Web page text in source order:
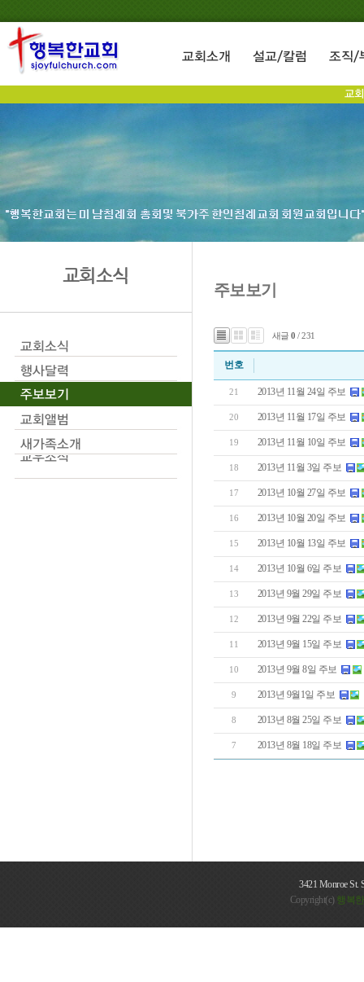
교회소식
주보보기
새글0 / 231
번호
21 2013년 11월 24일 주보
20 2013년 11월 17일 주보
19 2013년 11월 10일 주보
18 2013년 11월 3일 주보
17 2013년 10월 27일 주보
16 2013년 10월 20일 주보
15 2013년 10월 13일 주보
14 2013년 10월 6일 주보
13 2013년 9월 29일 주보
12 2013년 9월 22일 주보
11 2013년 9월 15일 주보
10 2013년 9월 8일 주보
9 2013년 9월1일 주보
8 2013년 8월 25일 주보
7 2013년 8월 18일 주보
3421 Monroe St.
Copyright(c) 행복